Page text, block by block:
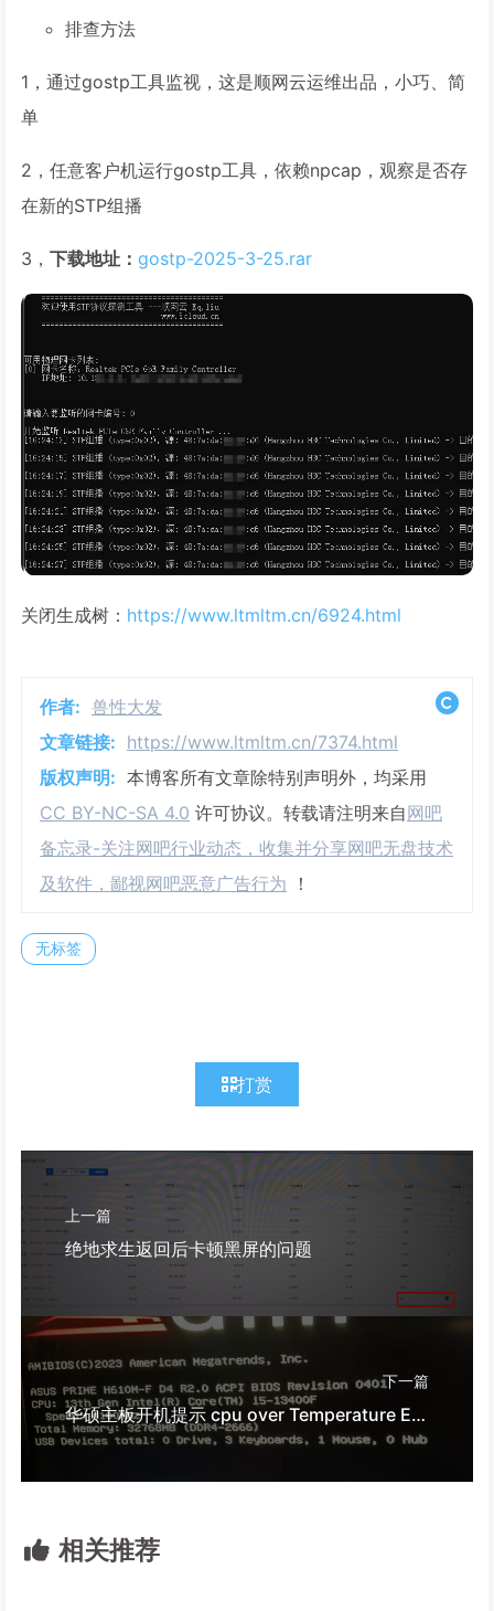
排查方法
1，通过gostp工具监视，这是顺网云运维出品，小巧、简
单
2，任意客户机运行gostp工具，依赖npcap，观察是否存
在新的STP组播
3， 下载地址： gostp-2025-3-25.rar
关闭生成树： https://www.ltmltm.cn/6924.html
作者: 兽性大发
文章链接: https://www.ltmltm.cn/7374.html
版权声明: 本博客所有文章除特别声明外，均采用
CC BY-NC-SA 4.0 许可协议。转载请注明来自网吧
备忘录-关注网吧行业动态，收集并分享网吧无盘技术
及软件，鄙视网吧恶意广告行为 ！
无标签
打赏
上一篇
绝地求生返回后卡顿黑屏的问题
下一篇
华硕主板开机提示 cpu over Temperature Error
相关推荐